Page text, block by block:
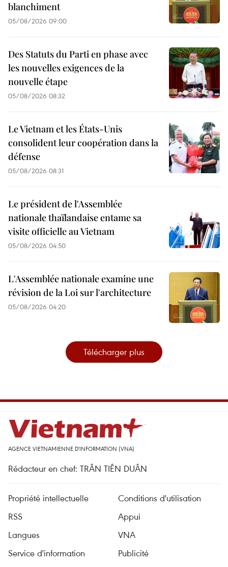
blanchiment
05/08/2026 09:00
Des Statuts du Parti en phase avec
les nouvelles exigences de la
nouvelle étape
05/08/2026 08:32
Le Vietnam et les États-Unis
consolident leur coopération dans la
défense
05/08/2026 08:31
Le président de l'Assemblée
nationale thaïlandaise entame sa
visite officielle au Vietnam
05/08/2026 04:50
L'Assemblée nationale examine une
révision de la Loi sur l'architecture
05/08/2026 04:20
Télécharger plus
AGENCE VIETNAMIENNE D'INFORMATION (VNA)
Rédacteur en chef: TRÂN TIÊN DUÂN
Propriété intellectuelle
Conditions d'utilisation
RSS
Appui
Langues
VNA
Service d'information
Publicité